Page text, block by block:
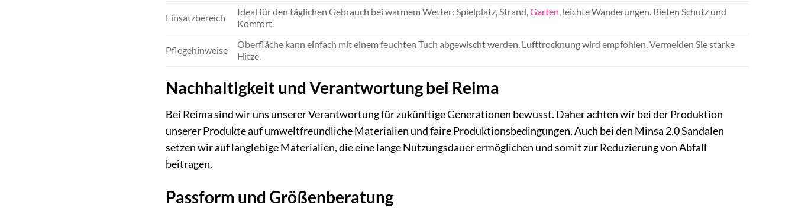
Einsatzbereich
Ideal für den täglichen Gebrauch bei warmem Wetter: Spielplatz, Strand,Garten , leichte Wanderungen. Bieten Schutz und
Komfort.
Pflegehinweise
Oberfläche kann einfach mit einem feuchten Tuch abgewischt werden. Lufttrocknung wird empfohlen. Vermeiden Sie starke
Hitze.
Nachhaltigkeit und Verantwortung bei Reima
Bei Reima sind wir uns unserer Verantwortung für zukünftige Generationen bewusst. Daher achten wir bei der Produktion
unserer Produkte auf umweltfreundliche Materialien und faire Produktionsbedingungen. Auch bei den Minsa 2.0 Sandalen
setzen wir auf langlebige Materialien, die eine lange Nutzungsdauer ermöglichen und somit zur Reduzierung von Abfall
beitragen.
Passform und Größenberatung